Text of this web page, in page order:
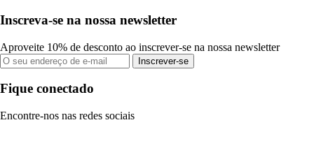
Inscreva-se na nossa newsletter
Aproveite 10% de desconto ao inscrever-se na nossa newsletter
Inscrever-se
Fique conectado
Encontre-nos nas redes sociais